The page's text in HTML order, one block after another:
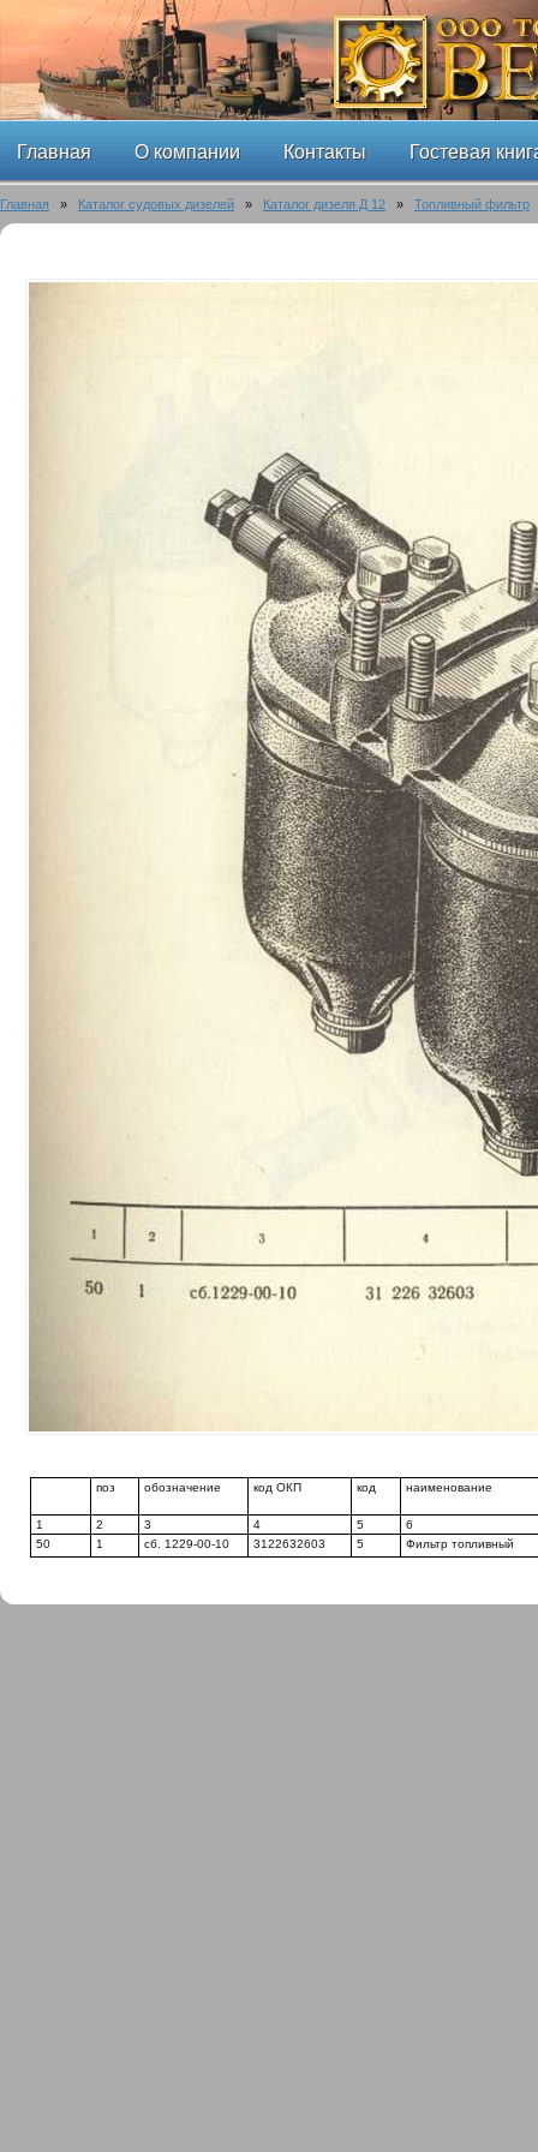
Главная О компании Контакты Гостевая
Главная » Каталог судовых дизелей » Каталог дизеля Д 12 » Топливный фильтр
поз обозначение код ОКП код наименование
1 2 3 4 5
6
50
1 сб. 1229-00-10 3122632603 5 Фильтр топливный